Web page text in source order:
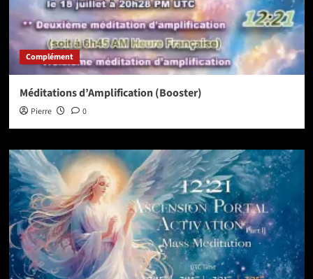
Complément
Méditations d’Amplification (Booster)
Pierre 0